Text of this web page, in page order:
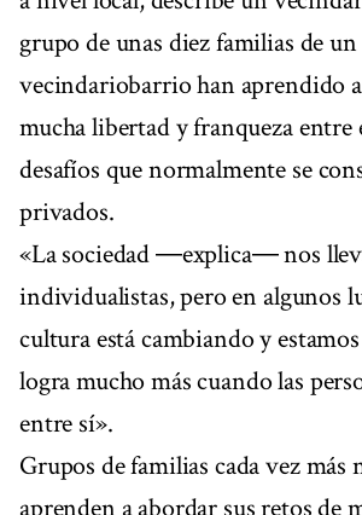
grupo de unas diez familias de un
vecindariobarrio han aprendido
mucha libertad y franqueza entre
desafíos que normalmente se
privados.
«La sociedad ―explica― nos
individualistas, pero en algunos
cultura está cambiando y
logra mucho más cuando las
entre sí».
Grupos de familias cada vez más